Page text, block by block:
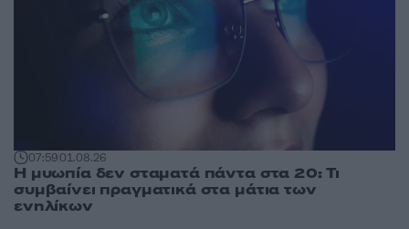
07:5901.08.26
Η μυωπία δεν σταματά πάντα στα 20: Τι
συμβαίνει πραγματικά στα μάτια των
ενηλίκων